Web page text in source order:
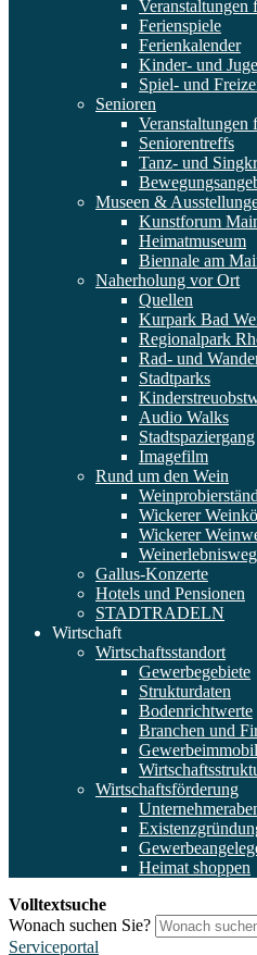
Veranstaltungen
Ferienspiele
Ferienkalender
Kinder- und
Spiel- und
Senioren
Veranstaltungen
Seniorentreffs
Tanz- und
Museen &
Kunstforum
Heimatmuseum
Biennale am
Naherholung vor Ort
Quellen
Kurpark Bad
Regionalpark
Rad- und
Stadtparks
Audio Walks
Stadtspaziergang
Imagefilm
Rund um den Wein
Wickerer
Wickerer
Gallus-Konzerte
Hotels und Pensionen
STADTRADELN
Wirtschaft
Wirtschaftsstandort
Gewerbegebiete
Strukturdaten
Bodenrichtwerte
Branchen und
Wirtschaftsförderung
Heimat shoppen
Volltextsuche
Wonach suchen Sie?
Serviceportal